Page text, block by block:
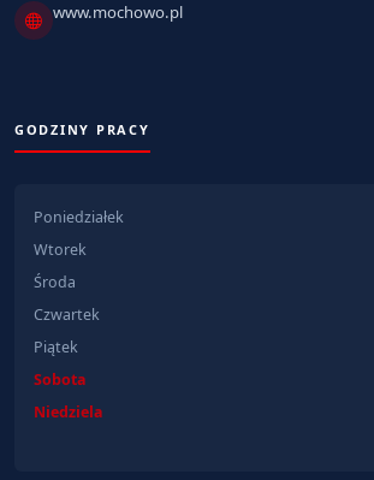
www.mochowo.pl
GODZINY PRACY
Poniedziałek
Wtorek
Środa
Czwartek
Piątek
Sobota
Niedziela